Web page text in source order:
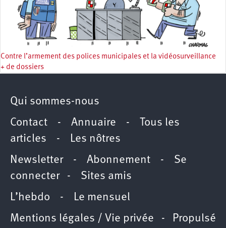
Contre l’armement des polices municipales et la vidéosurveillance
+ de dossiers
Qui sommes-nous
Contact - Annuaire -
Tous les
articles - Les nôtres
Newsletter- Abonnement - Se
connecter- Sites amis
L’hebdo - Le mensuel
Mentions légales / Vie privée - Propulsé